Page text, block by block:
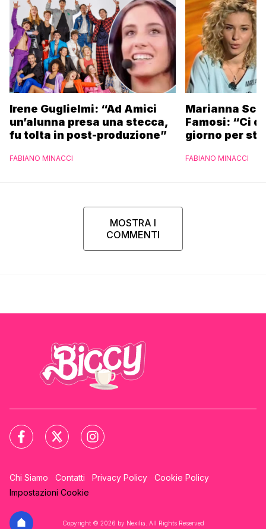
Irene Guglielmi: “Ad Amici
un’alunna presa una stecca,
fu tolta in post-produzione”
FABIANO MINACCI
Marianna
Famosi: “Ci
giorno per
FABIANO MINACCI
MOSTRA I
COMMENTI
Chi Siamo Contatti Privacy Policy
Cookie Policy
Impostazioni Cookie
Copyright © 2026 by Nexilia. All Rights Reserved